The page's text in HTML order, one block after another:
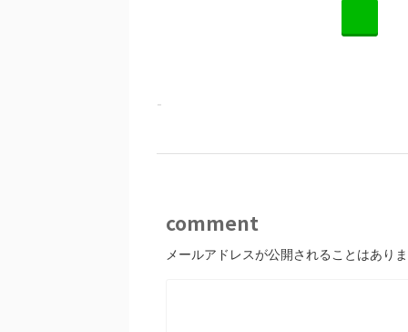
-
comment
メールアドレスが公開されることはあり